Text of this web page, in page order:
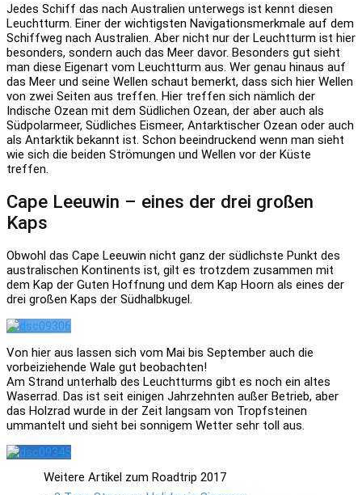
Jedes Schiff das nach Australien unterwegs ist kennt diesen
Leuchtturm. Einer der wichtigsten Navigationsmerkmale auf dem
Schiffweg nach Australien. Aber nicht nur der Leuchtturm ist hier
besonders, sondern auch das Meer davor. Besonders gut sieht
man diese Eigenart vom Leuchtturm aus. Wer genau hinaus auf
das Meer und seine Wellen schaut bemerkt, dass sich hier Wellen
von zwei Seiten aus treffen. Hier treffen sich nämlich der
Indische Ozean mit dem Südlichen Ozean, der aber auch als
Südpolarmeer, Südliches Eismeer, Antarktischer Ozean oder auch
als Antarktik bekannt ist. Schon beeindruckend wenn man sieht
wie sich die beiden Strömungen und Wellen vor der Küste
treffen.
Cape Leeuwin – eines der drei großen
Kaps
Obwohl das Cape Leeuwin nicht ganz der südlichste Punkt des
australischen Kontinents ist, gilt es trotzdem zusammen mit
dem Kap der Guten Hoffnung und dem Kap Hoorn als eines der
drei großen Kaps der Südhalbkugel.
Von hier aus lassen sich vom Mai bis September auch die
vorbeiziehende Wale gut beobachten!
Am Strand unterhalb des Leuchtturms gibt es noch ein altes
Waserrad. Das ist seit einigen Jahrzehnten außer Betrieb, aber
das Holzrad wurde in der Zeit langsam von Tropfsteinen
ummantelt und sieht bei sonnigem Wetter sehr toll aus.
Weitere Artikel zum Roadtrip 2017